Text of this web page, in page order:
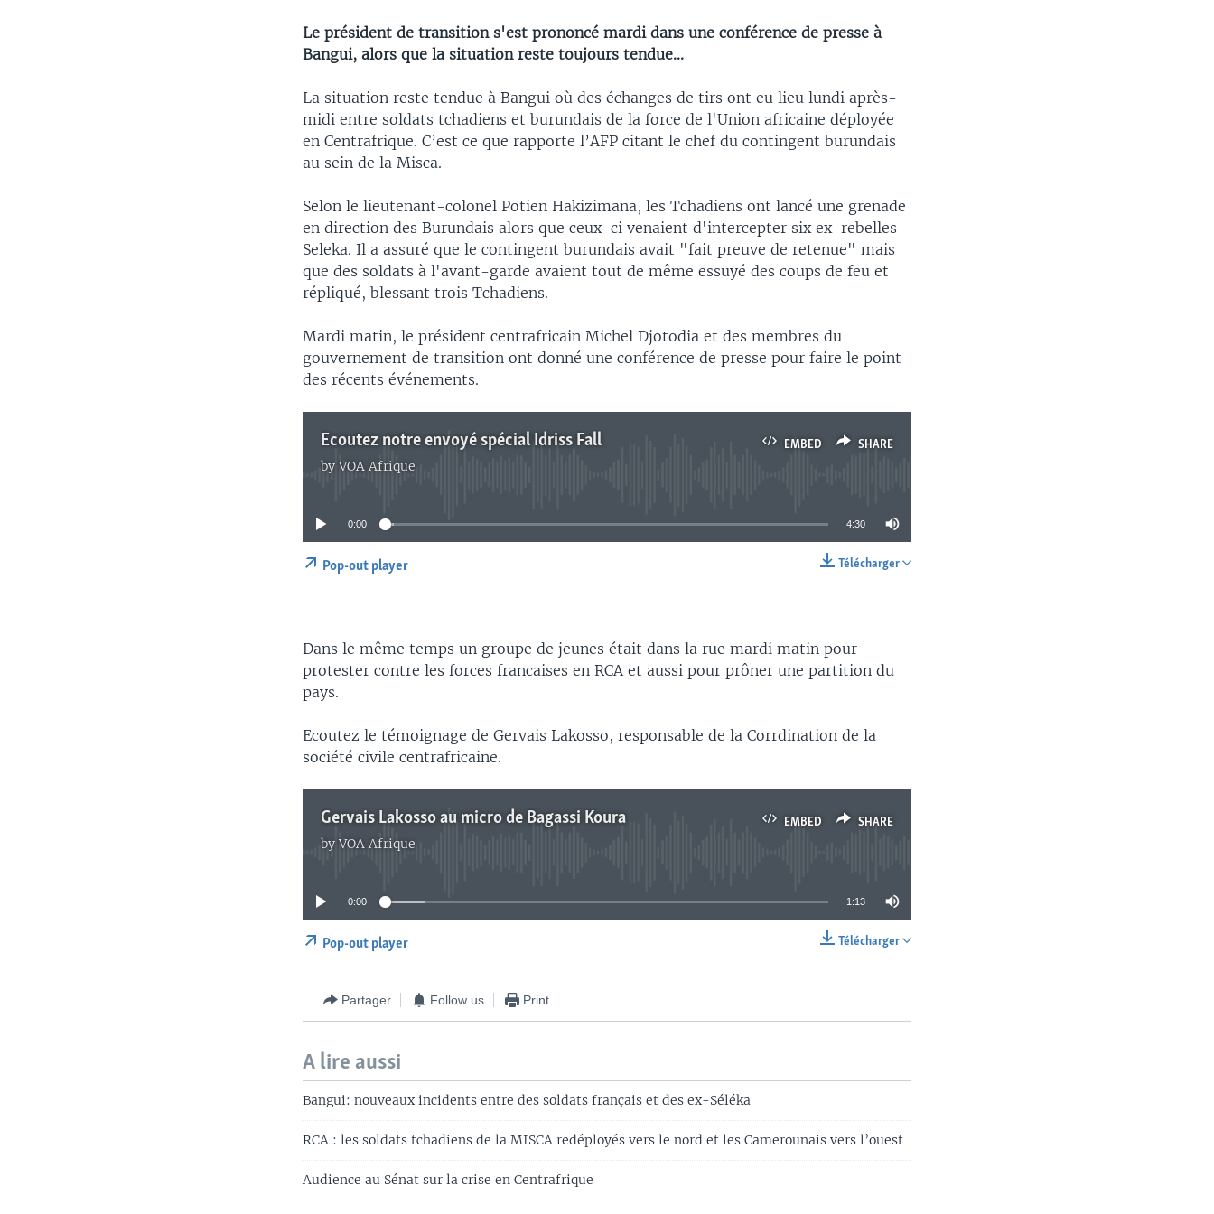
Le président de transition s'est prononcé mardi dans une conférence de presse à
Bangui, alors que la situation reste toujours tendue...
La situation reste tendue à Bangui où des échanges de tirs ont eu lieu lundi après-
midi entre soldats tchadiens et burundais de la force de l'Union africaine déployée
en Centrafrique. C’est ce que rapporte l’AFP citant le chef du contingent burundais
au sein de la Misca.
Selon le lieutenant-colonel Potien Hakizimana, les Tchadiens ont lancé une grenade
en direction des Burundais alors que ceux-ci venaient d'intercepter six ex-rebelles
Seleka. Il a assuré que le contingent burundais avait "fait preuve de retenue" mais
que des soldats à l'avant-garde avaient tout de même essuyé des coups de feu et
répliqué, blessant trois Tchadiens.
Mardi matin, le président centrafricain Michel Djotodia et des membres du
gouvernement de transition ont donné une conférence de presse pour faire le point
des récents événements.
EMBED SHARE
Ecoutez notre envoyé spécial Idriss Fall
byVOA Afrique
0:00 4:30
Télécharger
Pop-out player
Dans le même temps un groupe de jeunes était dans la rue mardi matin pour
protester contre les forces francaises en RCA et aussi pour prôner une partition du
pays.
Ecoutez le témoignage de Gervais Lakosso, responsable de la Corrdination de la
société civile centrafricaine.
EMBED SHARE
Gervais Lakosso au micro de Bagassi Koura
byVOA Afrique
0:00 1:13
Télécharger
Pop-out player
Partager Follow us Print
A lire aussi
Bangui: nouveaux incidents entre des soldats français et des ex-Séléka
RCA : les soldats tchadiens de la MISCA redéployés vers le nord et les Camerounais vers l’ouest
Audience au Sénat sur la crise en Centrafrique